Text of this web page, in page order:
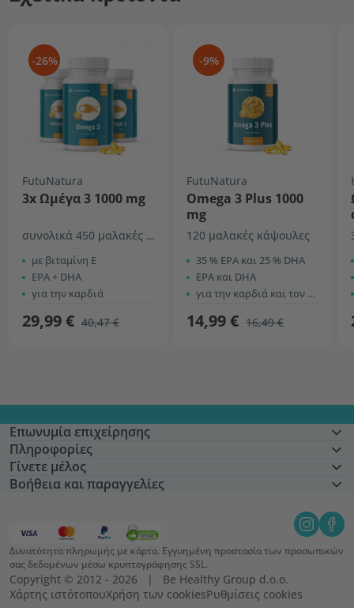
-26%
FutuNatura
3x Ωμέγα 3 1000 mg
συνολικά 450 μαλακές κάψουλες
με βιταμίνη Ε
EPA + DHA
για την καρδιά
29,99 € 40,47 €
-9%
FutuNatura
Omega 3 Plus 1000
mg
120 μαλακές κάψουλες
35 % ΕPA και 25 % DHA
ΕPA και DHA
για την καρδιά και τον εγκέφαλο
14,99 € 16,49 €
Επωνυμία επιχείρησης
Πληροφορίες
Γίνετε μέλος
Βοήθεια και παραγγελίες
Δυνατότητα πληρωμής με κάρτα. Εγγυημένη προστασία των προσωπικών
σας δεδομένων μέσω κρυπτογράφησης SSL.
Copyright © 2012 - 2026   |   Be Healthy Group d.o.o.
Χάρτης ιστότοπουΧρήση των cookiesΡυθμίσεις cookies